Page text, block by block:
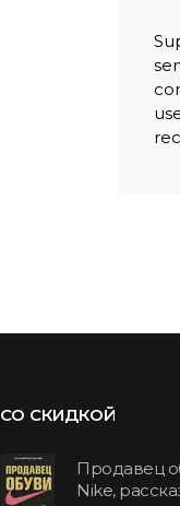
СО СКИДКОЙ
Продавец
Nike,